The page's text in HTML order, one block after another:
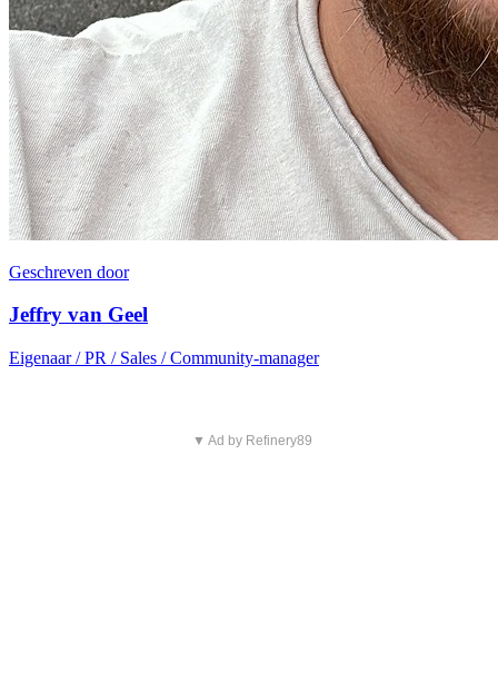
Geschreven door
Jeffry van Geel
Eigenaar / PR / Sales / Community-manager
▼ Ad by Refinery89